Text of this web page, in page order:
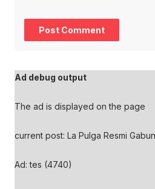
Ad debug output
The ad is displayed on the page
current post: La Pulga Resmi
Ad: tes (4740)